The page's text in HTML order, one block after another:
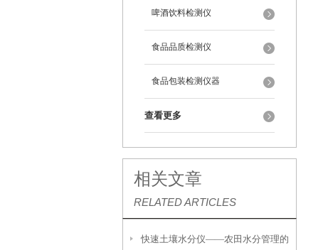
啤酒饮料检测仪
食品品质检测仪
食品包装检测仪器
查看更多
相关文章
RELATED ARTICLES
快速土壤水分仪——农田水分管理的